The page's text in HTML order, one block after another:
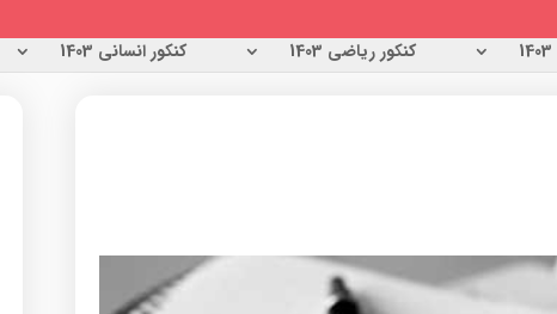
کنکور ریاضی 1403 کنکور انسانی 1403